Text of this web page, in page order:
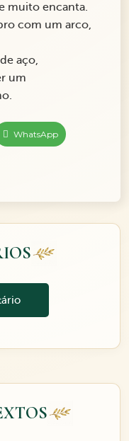
muito encanta.
com um arco,
aço,
um
WhatsApp